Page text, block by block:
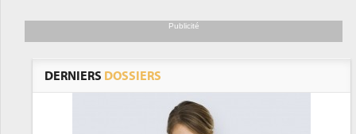
Publicité
DERNIERS DOSSIERS